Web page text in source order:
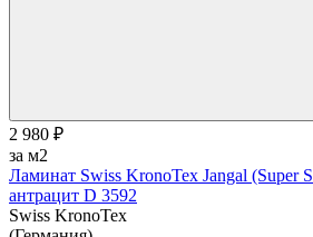
2 980 ₽
за м2
Ламинат Swiss KronoTex Jangal (Super
антрацит D 3592
Swiss KronoTex